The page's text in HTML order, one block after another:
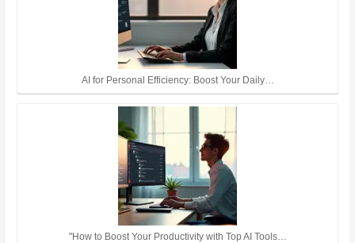
AI for Personal Efficiency: Boost Your Daily…
"How to Boost Your Productivity with Top AI Tools…